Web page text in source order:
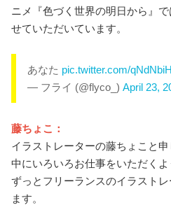
ニメ『色づく世界の明日から』
せていただいています。
あなた pic.twitter.com/
— フライ (@flyco_) April 23,
藤ちょこ：
イラストレーターの藤ちょこと
中にいろいろお仕事をいただく
ずっとフリーランスのイラスト
ます。